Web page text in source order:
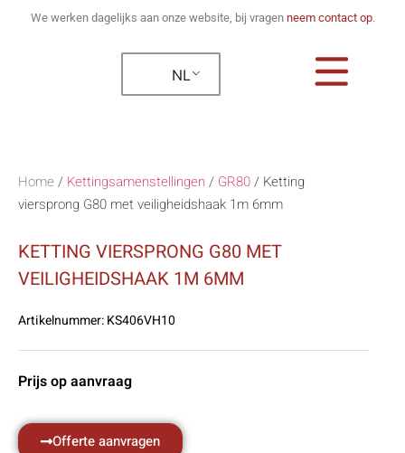
We werken dagelijks aan onze website, bij vragen neem contact op.
NL
Home / Kettingsamenstellingen / GR80/ Ketting
viersprong G80 met veiligheidshaak 1m 6mm
KETTING VIERSPRONG G80 MET
VEILIGHEIDSHAAK 1M 6MM
Artikelnummer:KS406VH10
Prijs op aanvraag
Offerte aanvragen